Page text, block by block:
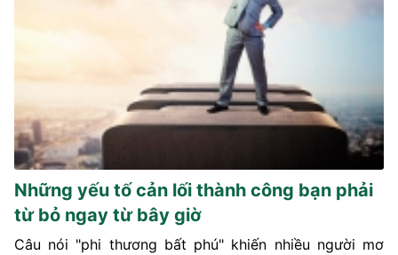
Những yếu tố cản lối thành công bạn phải
từ bỏ ngay từ bây giờ
Câu nói "phi thương bất phú" khiến nhiều người mơ